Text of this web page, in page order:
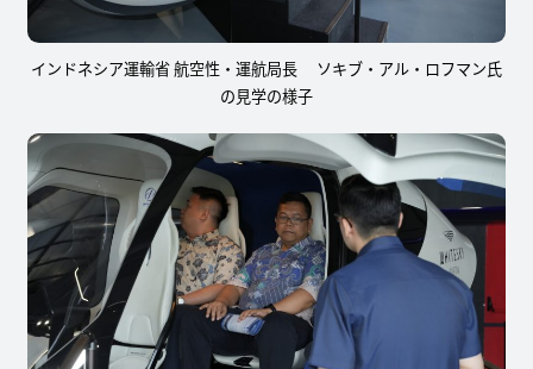
インドネシア運輸省 航空性・運航局長 ソキブ・アル・ロフマン氏
の見学の様子